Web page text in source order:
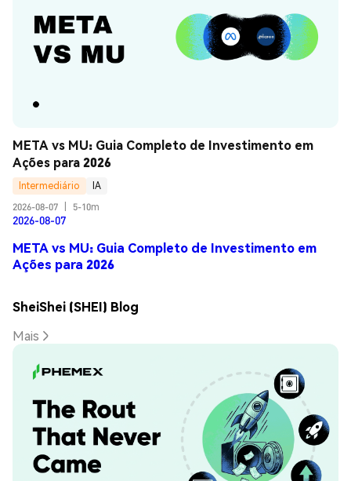
META vs MU: Guia Completo de Investimento em
Ações para 2026
Intermediário
IA
2026-08-07
5-10m
2026-08-07
META vs MU: Guia Completo de Investimento em
Ações para 2026
SheiShei (SHEI) Blog
Mais